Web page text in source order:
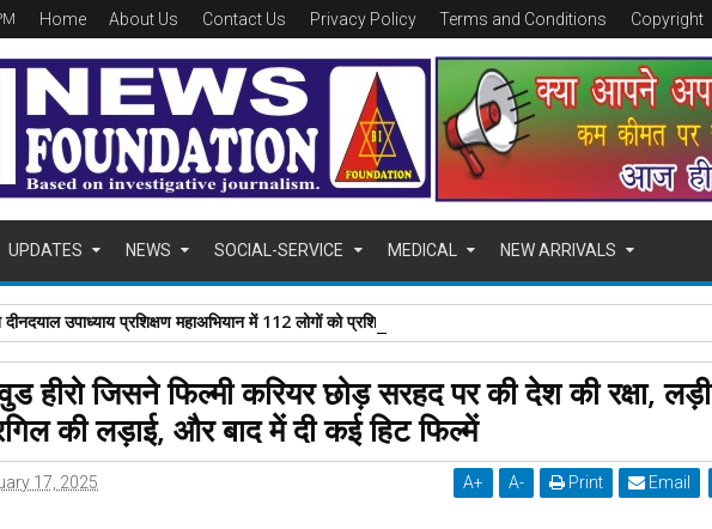
Home About Us Contact Us Privacy Policy Terms and Conditions Copyright
UPDATES NEWS SOCIAL-SERVICE MEDICAL NEW ARRIVALS
उपाध्याय प्रशिक्षण महाअभियान में 112 लोगों को प्रशिक्षण दिलाने पर डॉ. समरदीप पांडेय सम्मानित
हीरो जिसने फिल्मी करियर छोड़ सरहद पर की देश की रक्षा, लड़ी
की लड़ाई, और बाद में दी कई हिट फिल्में
17, 2025 A+ A- Print Email